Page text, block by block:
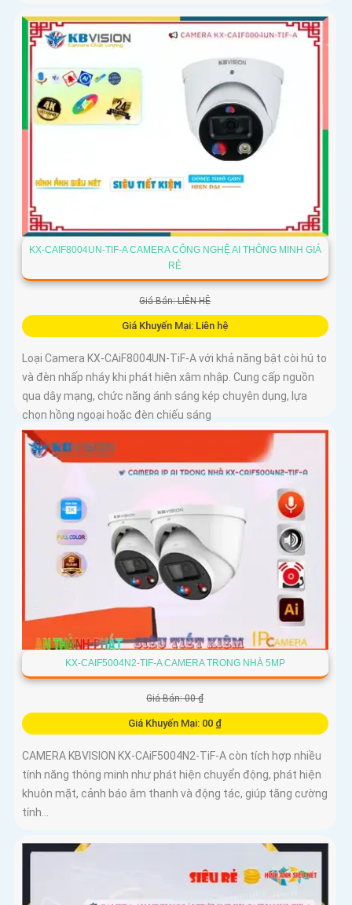
KX-CAIF8004UN-TIF-A CAMERA CÔNG NGHỆ AI THÔNG MINH GIÁ
RẺ
Giá Bán: LIÊN HỆ
Giá Khuyến Mại: Liên hệ
Loại Camera KX-CAiF8004UN-TiF-A với khả năng bật còi hú to
và đèn nhấp nháy khi phát hiện xâm nhập. Cung cấp nguồn
qua dây mạng, chức năng ánh sáng kép chuyên dụng, lựa
chọn hồng ngoại hoặc đèn chiếu sáng
KX-CAIF5004N2-TIF-A CAMERA TRONG NHÀ 5MP
Giá Bán: 00 ₫
Giá Khuyến Mại: 00 ₫
CAMERA KBVISION KX-CAiF5004N2-TiF-A còn tích hợp nhiều
tính năng thông minh như phát hiện chuyển động, phát hiện
khuôn mặt, cảnh báo âm thanh và động tác, giúp tăng cường
tính...